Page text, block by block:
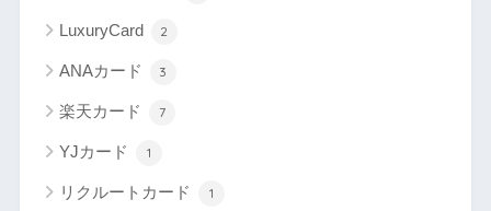
LuxuryCard 2
ANAカード 3
楽天カード 7
YJカード 1
リクルートカード 1